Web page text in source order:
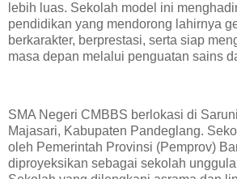
lebih luas. Sekolah model ini
pendidikan yang mendorong lahirnya
berkarakter, berprestasi, serta siap
masa depan melalui penguatan sains
SMA Negeri CMBBS berlokasi di
Majasari, Kabupaten Pandeglang.
oleh Pemerintah Provinsi (Pemprov)
diproyeksikan sebagai sekolah